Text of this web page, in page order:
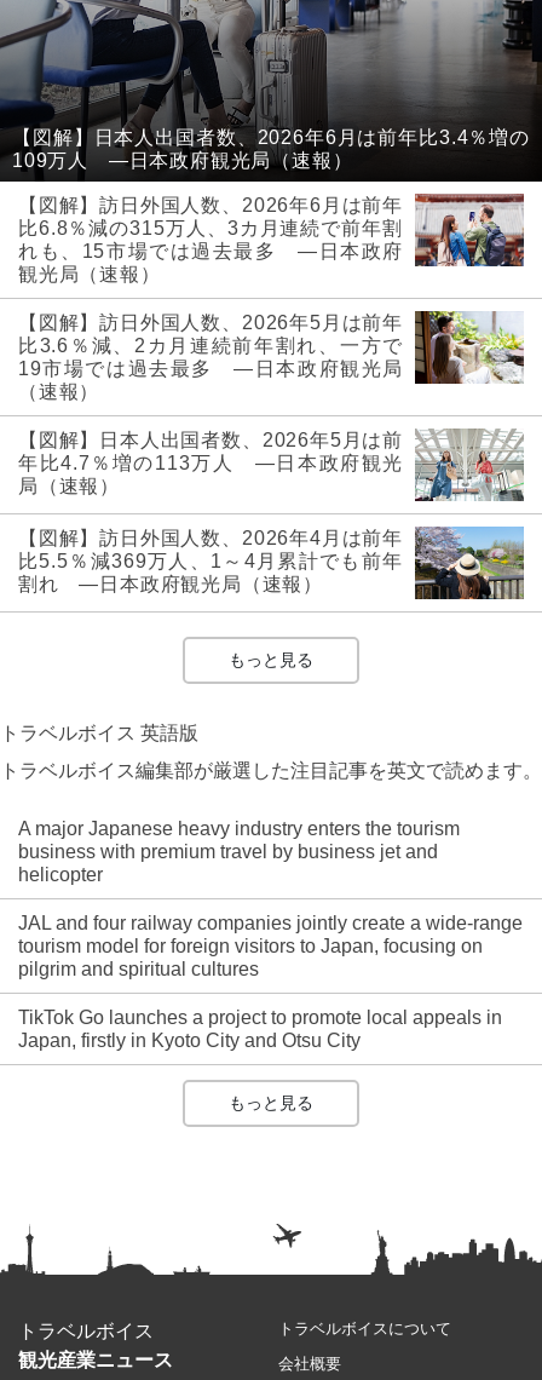
【図解】日本人出国者数、2026年6月は前年比3.4％増の
109万人 ―日本政府観光局（速報）
【図解】訪日外国人数、2026年6月は前年
比6.8％減の315万人、3カ月連続で前年割
れも、15市場では過去最多 ―日本政府
観光局（速報）
【図解】訪日外国人数、2026年5月は前年
比3.6％減、2カ月連続前年割れ、一方で
19市場では過去最多 ―日本政府観光局
（速報）
【図解】日本人出国者数、2026年5月は前
年比4.7％増の113万人 ―日本政府観光
局（速報）
【図解】訪日外国人数、2026年4月は前年
比5.5％減369万人、1～4月累計でも前年
割れ ―日本政府観光局（速報）
もっと見る
トラベルボイス 英語版
トラベルボイス編集部が厳選した注目記事を英文で読めます。
A major Japanese heavy industry enters the tourism
business with premium travel by business jet and
helicopter
JAL and four railway companies jointly create a wide-range
tourism model for foreign visitors to Japan, focusing on
pilgrim and spiritual cultures
TikTok Go launches a project to promote local appeals in
Japan, firstly in Kyoto City and Otsu City
もっと見る
トラベルボイス
観光産業ニュース
トラベルボイスについて
会社概要